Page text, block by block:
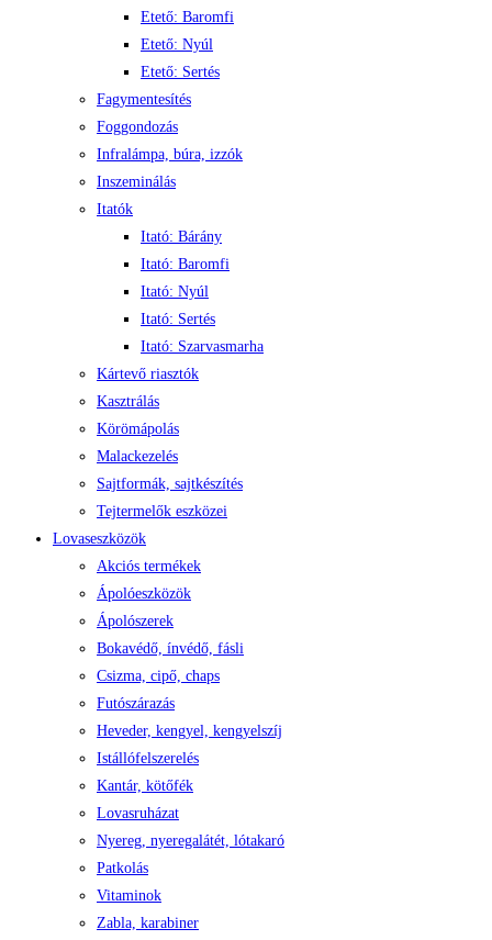
Etető: Baromfi
Etető: Nyúl
Etető: Sertés
Fagymentesítés
Foggondozás
Infralámpa, búra, izzók
Inszeminálás
Itatók
Itató: Bárány
Itató: Baromfi
Itató: Nyúl
Itató: Sertés
Itató: Szarvasmarha
Kártevő riasztók
Kasztrálás
Körömápolás
Malackezelés
Sajtformák, sajtkészítés
Tejtermelők eszközei
Lovaseszközök
Akciós termékek
Ápolóeszközök
Ápolószerek
Bokavédő, ínvédő, fásli
Csizma, cipő, chaps
Futószárazás
Heveder, kengyel, kengyelszíj
Istállófelszerelés
Kantár, kötőfék
Lovasruházat
Nyereg, nyeregalátét, lótakaró
Patkolás
Vitaminok
Zabla, karabiner